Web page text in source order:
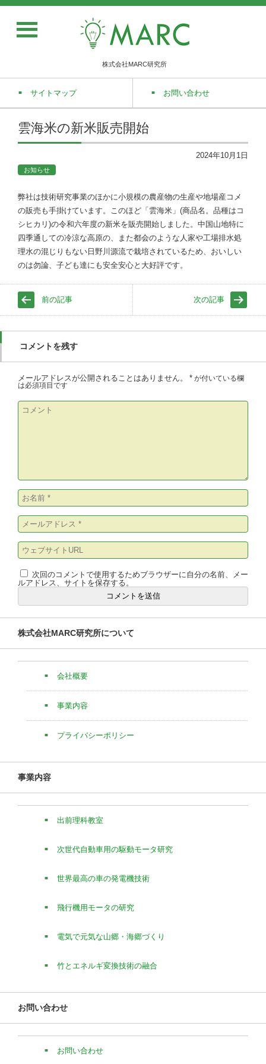
株式会社MARC研究所
サイトマップ お問い合わせ
雲海米の新米販売開始
2024年10月1日
お知らせ
弊社は技術研究事業のほかに小規模の農産物の生産や地場産コメ
の販売も手掛けています。このほど「雲海米」(商品名。品種はコ
シヒカリ)の令和六年度の新米を販売開始しました。中国山地特に
四季通しての冷涼な高原の、また都会のような人家や工場排水処
理水の混じりもない日野川源流で栽培されているため、おいしい
のは勿論、子ども達にも安全安心と大好評です。
前の記事 次の記事
コメントを残す
メールアドレスが公開されることはありません。 * が付いている欄
は必須項目です
次回のコメントで使用するためブラウザーに自分の名前、メー
ルアドレス、サイトを保存する。
株式会社MARC研究所について
会社概要
事業内容
プライバシーポリシー
事業内容
出前理科教室
次世代自動車用の駆動モータ研究
世界最高の車の発電機技術
飛行機用モータの研究
電気で元気な山郷・海郷づくり
竹とエネルギ変換技術の融合
お問い合わせ
お問い合わせ